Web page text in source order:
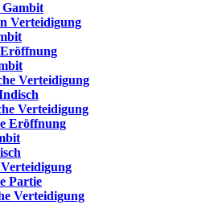
Verteidigung
Verteidigung
Verteidigung
Eröffnung
Verteidigung
Partie
Verteidigung